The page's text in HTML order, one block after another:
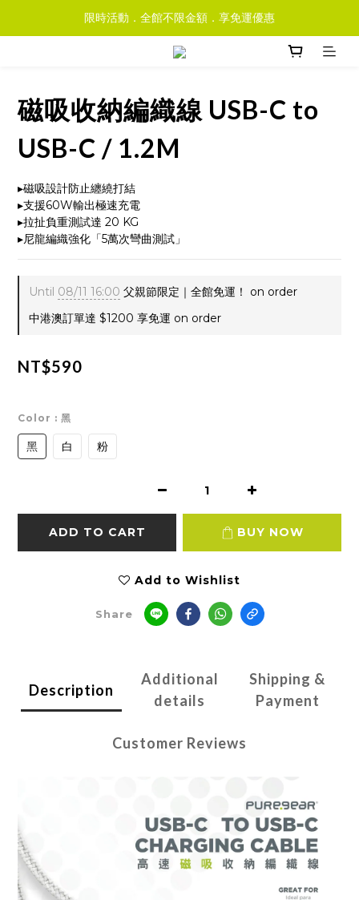
限時活動．全館不限金額．享免運優惠
磁吸收納編織線 USB-C to
USB-C / 1.2M
▸磁吸設計防止纏繞打結
▸支援60W輸出極速充電
▸拉扯負重測試達 20 KG
▸尼龍編織強化「5萬次彎曲測試」
Until 08/11 16:00 父親節限定｜全館免運！ on order
中港澳訂單達 $1200 享免運 on order
NT$590
Color : 黑
黑 白 粉
ADD TO CART BUY NOW
Add to Wishlist
Share
Description
Additional
details
Shipping &
Payment
Customer Reviews